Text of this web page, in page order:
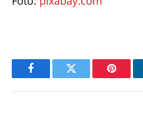
FacebookTwitter